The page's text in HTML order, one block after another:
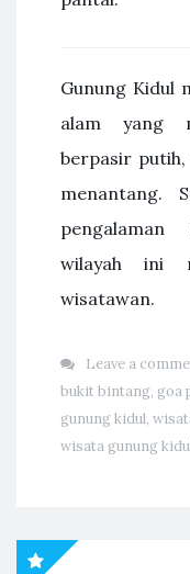
Gunung Kidul
alam yang
berpasir
menantang.
wilayah ini
wisatawan.
Leave a
bukit bintang, goa
gunung kidul,
wisata gunung